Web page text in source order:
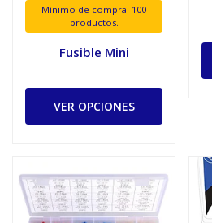
Mínimo de compra: 100
productos.
Fusible Mini
VER OPCIONES